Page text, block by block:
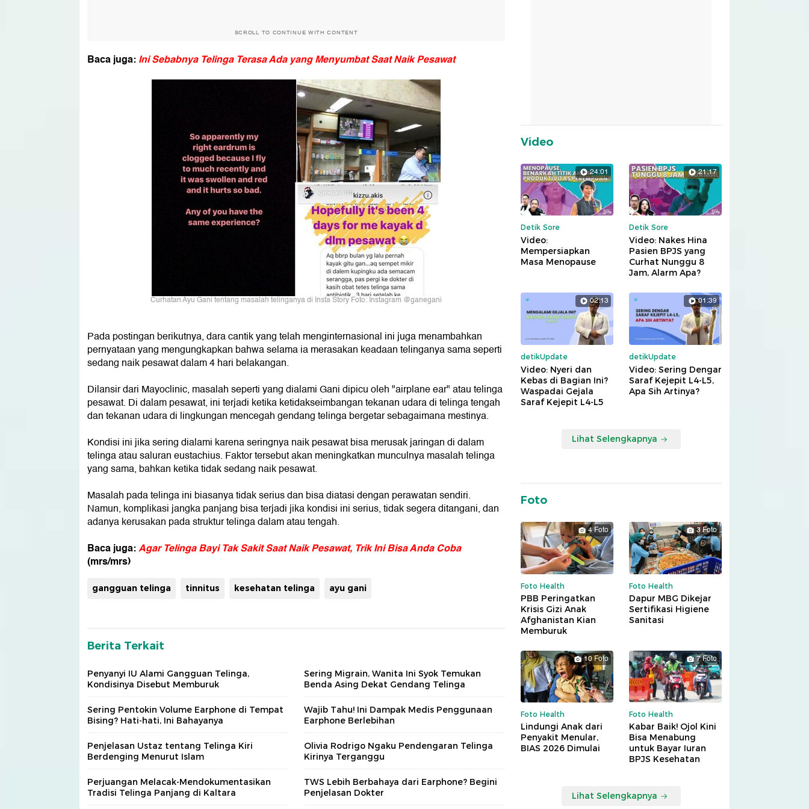
SCROLL TO CONTINUE WITH CONTENT
Baca juga:Ini Sebabnya Telinga Terasa Ada yang Menyumbat Saat Naik Pesawat
Curhatan Ayu Gani tentang masalah telinganya di Insta Story Foto: Instagram @ganegani
Pada postingan berikutnya, dara cantik yang telah menginternasional ini juga menambahkan
pernyataan yang mengungkapkan bahwa selama ia merasakan keadaan telinganya sama seperti
sedang naik pesawat dalam 4 hari belakangan.
Dilansir dari Mayoclinic, masalah seperti yang dialami Gani dipicu oleh "airplane ear" atau telinga
pesawat. Di dalam pesawat, ini terjadi ketika ketidakseimbangan tekanan udara di telinga tengah
dan tekanan udara di lingkungan mencegah gendang telinga bergetar sebagaimana mestinya.
Kondisi ini jika sering dialami karena seringnya naik pesawat bisa merusak jaringan di dalam
telinga atau saluran eustachius. Faktor tersebut akan meningkatkan munculnya masalah telinga
yang sama, bahkan ketika tidak sedang naik pesawat.
Masalah pada telinga ini biasanya tidak serius dan bisa diatasi dengan perawatan sendiri.
Namun, komplikasi jangka panjang bisa terjadi jika kondisi ini serius, tidak segera ditangani, dan
adanya kerusakan pada struktur telinga dalam atau tengah.
Baca juga:Agar Telinga Bayi Tak Sakit Saat Naik Pesawat, Trik Ini Bisa Anda Coba
(mrs/mrs)
gangguan telinga tinnitus kesehatan telinga ayu gani
Berita Terkait
Penyanyi IU Alami Gangguan Telinga,
Kondisinya Disebut Memburuk
Sering Migrain, Wanita Ini Syok Temukan
Benda Asing Dekat Gendang Telinga
Sering Pentokin Volume Earphone di Tempat
Bising? Hati-hati, Ini Bahayanya
Wajib Tahu! Ini Dampak Medis Penggunaan
Earphone Berlebihan
Penjelasan Ustaz tentang Telinga Kiri
Berdenging Menurut Islam
Olivia Rodrigo Ngaku Pendengaran Telinga
Kirinya Terganggu
Perjuangan Melacak-Mendokumentasikan
Tradisi Telinga Panjang di Kaltara
TWS Lebih Berbahaya dari Earphone? Begini
Penjelasan Dokter
Video
24:01
Detik Sore
Video:
Mempersiapkan
Masa Menopause
21:17
Detik Sore
Video: Nakes Hina
Pasien BPJS yang
Curhat Nunggu 8
Jam, Alarm Apa?
02:13
detikUpdate
Video: Nyeri dan
Kebas di Bagian Ini?
Waspadai Gejala
Saraf Kejepit L4-L5
01:39
detikUpdate
Video: Sering Dengar
Saraf Kejepit L4-L5,
Apa Sih Artinya?
Lihat Selengkapnya
Foto
4 Foto
Foto Health
PBB Peringatkan
Krisis Gizi Anak
Afghanistan Kian
Memburuk
3 Foto
Foto Health
Dapur MBG Dikejar
Sertifikasi Higiene
Sanitasi
10 Foto
Foto Health
Lindungi Anak dari
Penyakit Menular,
BIAS 2026 Dimulai
7 Foto
Foto Health
Kabar Baik! Ojol Kini
Bisa Menabung
untuk Bayar Iuran
BPJS Kesehatan
Lihat Selengkapnya